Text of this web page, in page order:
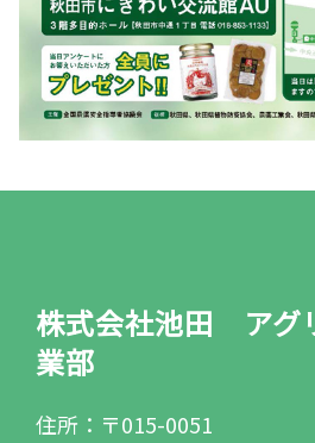
株式会社池田 アグ
業部
住所：〒015-0051